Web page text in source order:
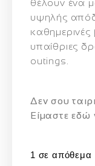
θέλουν ένα
υψηλής
καθημερινές
υπαίθριες
outings.
Δεν σου
Eίμαστε εδώ
1 σε απόθεμα